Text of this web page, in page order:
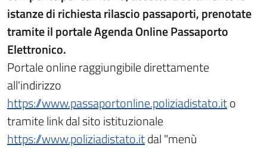
istanze di richiesta rilascio passaporti, prenotate
tramite il portale Agenda Online Passaporto
Elettronico.
Portale online raggiungibile direttamente
all'indirizzo
https://www.passaportonline.poliziadistato.ito
tramite link dal sito istituzionale
https://www.poliziadistato.itdal "menù